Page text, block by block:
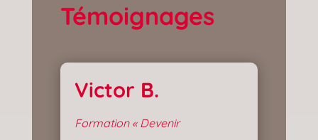
Témoignages
Victor B.
Formation « Devenir